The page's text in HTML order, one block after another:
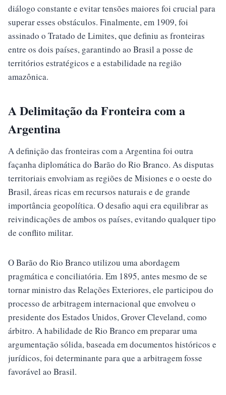
diálogo constante e evitar tensões maiores foi crucial para
superar esses obstáculos. Finalmente, em 1909, foi
assinado o Tratado de Limites, que definiu as fronteiras
entre os dois países, garantindo ao Brasil a posse de
territórios estratégicos e a estabilidade na região
amazônica.
A Delimitação da Fronteira com a
Argentina
A definição das fronteiras com a Argentina foi outra
façanha diplomática do Barão do Rio Branco. As disputas
territoriais envolviam as regiões de Misiones e o oeste do
Brasil, áreas ricas em recursos naturais e de grande
importância geopolítica. O desafio aqui era equilibrar as
reivindicações de ambos os países, evitando qualquer tipo
de conflito militar.
O Barão do Rio Branco utilizou uma abordagem
pragmática e conciliatória. Em 1895, antes mesmo de se
tornar ministro das Relações Exteriores, ele participou do
processo de arbitragem internacional que envolveu o
presidente dos Estados Unidos, Grover Cleveland, como
árbitro. A habilidade de Rio Branco em preparar uma
argumentação sólida, baseada em documentos históricos e
jurídicos, foi determinante para que a arbitragem fosse
favorável ao Brasil.